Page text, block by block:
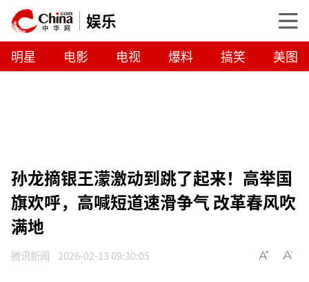
娱乐
明星 电影 电视 爆料 搞笑 美图
孙龙摘银王濛激动到跳了起来！高举国
旗欢呼，高喊短道速滑争气 改革春风吹
满地
腾讯新闻 2026-02-13 09:30:05